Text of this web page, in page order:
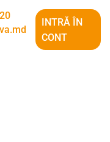
INTRĂ ÎN
CONT